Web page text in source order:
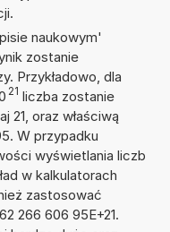
naukowym'
zostanie
Przykładowo, dla
21 liczba zostanie
21, oraz właściwą
W przypadku
wyświetlania liczb
w kalkulatorach
zastosować
266 606 95E+21.